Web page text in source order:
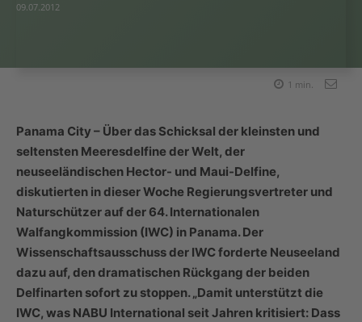
09.07.2012
1 min.
Panama City – Über das Schicksal der kleinsten und
seltensten Meeresdelfine der Welt, der
neuseeländischen Hector- und Maui-Delfine,
diskutierten in dieser Woche Regierungsvertreter und
Naturschützer auf der 64. Internationalen
Walfangkommission (IWC) in Panama. Der
Wissenschaftsausschuss der IWC forderte Neuseeland
dazu auf, den dramatischen Rückgang der beiden
Delfinarten sofort zu stoppen. „Damit unterstützt die
IWC, was NABU International seit Jahren kritisiert: Dass